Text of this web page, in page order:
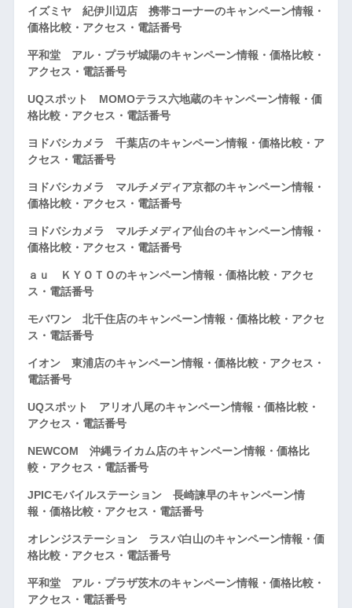
イズミヤ 紀伊川辺店 携帯コーナーのキャンペーン情報・
価格比較・アクセス・電話番号
平和堂 アル・プラザ城陽のキャンペーン情報・価格比較・
アクセス・電話番号
UQスポット MOMOテラス六地蔵のキャンペーン情報・価
格比較・アクセス・電話番号
ヨドバシカメラ 千葉店のキャンペーン情報・価格比較・ア
クセス・電話番号
ヨドバシカメラ マルチメディア京都のキャンペーン情報・
価格比較・アクセス・電話番号
ヨドバシカメラ マルチメディア仙台のキャンペーン情報・
価格比較・アクセス・電話番号
ａｕ ＫＹＯＴＯのキャンペーン情報・価格比較・アクセ
ス・電話番号
モバワン 北千住店のキャンペーン情報・価格比較・アクセ
ス・電話番号
イオン 東浦店のキャンペーン情報・価格比較・アクセス・
電話番号
UQスポット アリオ八尾のキャンペーン情報・価格比較・
アクセス・電話番号
NEWCOM 沖縄ライカム店のキャンペーン情報・価格比
較・アクセス・電話番号
JPICモバイルステーション 長崎諫早のキャンペーン情
報・価格比較・アクセス・電話番号
オレンジステーション ラスパ白山のキャンペーン情報・価
格比較・アクセス・電話番号
平和堂 アル・プラザ茨木のキャンペーン情報・価格比較・
アクセス・電話番号